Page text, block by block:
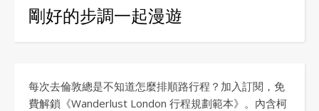
剛好的步調一起漫遊
每次去倫敦總是不知道怎麼排順路行程？加入訂閱，免
費解鎖《Wanderlust London 行程規劃範本》。內含柯